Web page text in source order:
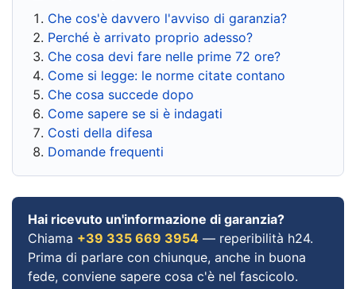
Che cos'è davvero l'avviso di garanzia?
Perché è arrivato proprio adesso?
Che cosa devi fare nelle prime 72 ore?
Come si legge: le norme citate contano
Che cosa succede dopo
Come sapere se si è indagati
Costi della difesa
Domande frequenti
Hai ricevuto un'informazione di garanzia?
Chiama +39 335 669 3954 — reperibilità h24.
Prima di parlare con chiunque, anche in buona
fede, conviene sapere cosa c'è nel fascicolo.